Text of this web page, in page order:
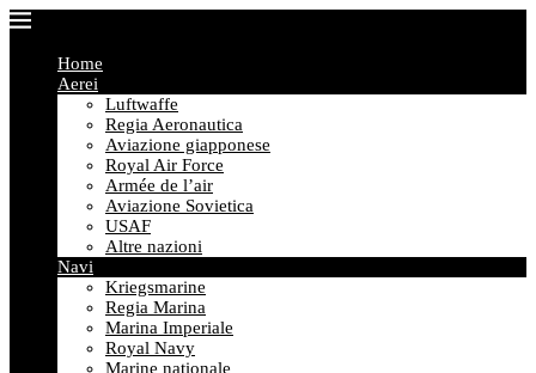
Home
Aerei
Luftwaffe
Regia Aeronautica
Aviazione giapponese
Royal Air Force
Armée de l’air
Aviazione Sovietica
USAF
Altre nazioni
Navi
Kriegsmarine
Regia Marina
Marina Imperiale
Royal Navy
Marine nationale